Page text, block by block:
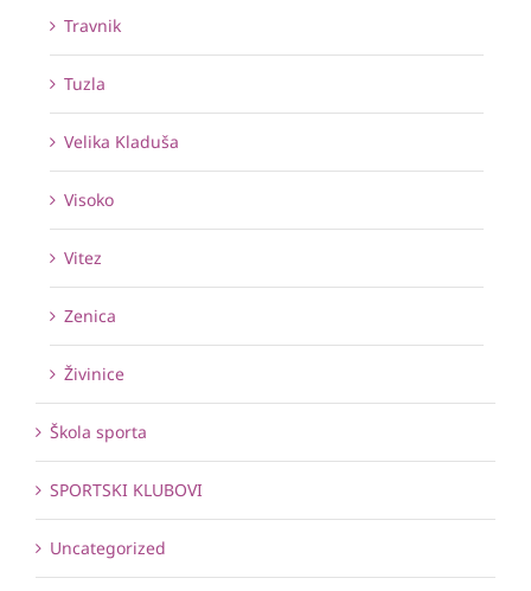
Travnik
Tuzla
Velika Kladuša
Visoko
Vitez
Zenica
Živinice
Škola sporta
SPORTSKI KLUBOVI
Uncategorized